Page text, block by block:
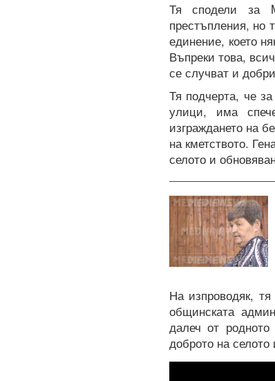
Тя сподели за
престъпления, но
единение, което
Въпреки това,
се случват и
Тя подчерта, че
улици, има
изграждането на
на кметството.
селото и
На изпроводяк,
общинската
далеч от
доброто на